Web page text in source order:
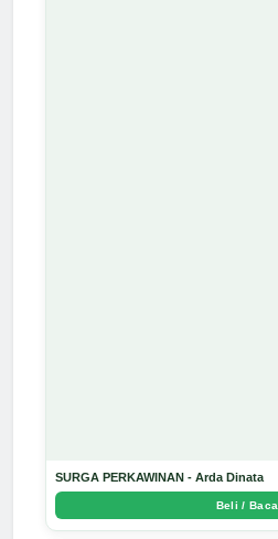
SURGA PERKAWINAN - Arda Dinata
Beli / Baca